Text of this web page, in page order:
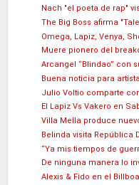
Nach "el poeta de rap"
The Big Boss afirma
Omega, Lapiz, Venya,
Muere pionero del
Arcangel “Blindao” con
Buena noticia para
Julio Voltio comparte
El Lapiz Vs Vakero en
Villa Mella produce
Belinda visita República
“Ya mis tiempos de
De ninguna manera lo
Alexis & Fido en el